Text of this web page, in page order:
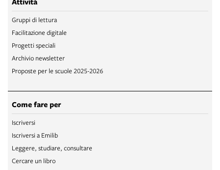
Gruppi di lettura
Facilitazione digitale
Progetti speciali
Archivio newsletter
Proposte per le scuole 2025-2026
Come fare per
Iscriversi
Iscriversi a Emilib
Leggere, studiare, consultare
Cercare un libro